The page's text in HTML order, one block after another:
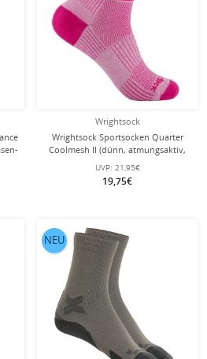
Wrightsock
Wrightsock Sportsocken Quarter
Coolmesh II (dünn, atmungsaktiv,
bequem) pink Damen - 1 Paar
UVP: 21,95€
19,75€
NEU